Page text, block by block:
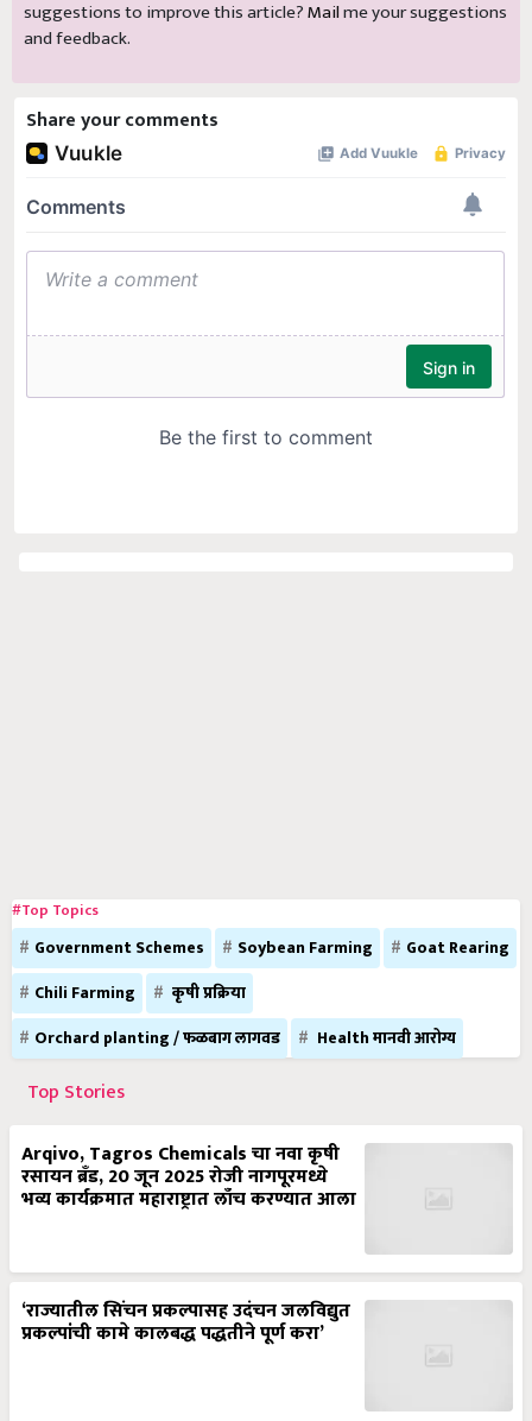
suggestions to improve this article?Mailme your suggestions
and feedback.
Share your comments
#Top Topics
Government Schemes Soybean Farming
Goat Rearing
Chili Farming
कृषी प्रक्रिया
Orchard planting / फळबाग लागवड
Health मानवी आरोग्य
Top Stories
Arqivo, Tagros Chemicals चा नवा कृषी
रसायन ब्रँड, 20 जून 2025 रोजी नागपूरमध्ये
भव्य कार्यक्रमात महाराष्ट्रात लाँच करण्यात आला
‘राज्यातील सिंचन प्रकल्पासह उदंचन जलविद्युत
प्रकल्पांची कामे कालबद्ध पद्धतीने पूर्ण करा’